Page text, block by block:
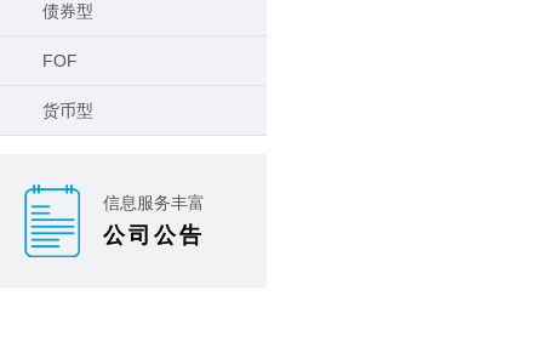
债券型
FOF
货币型
信息服务丰富
公司公告